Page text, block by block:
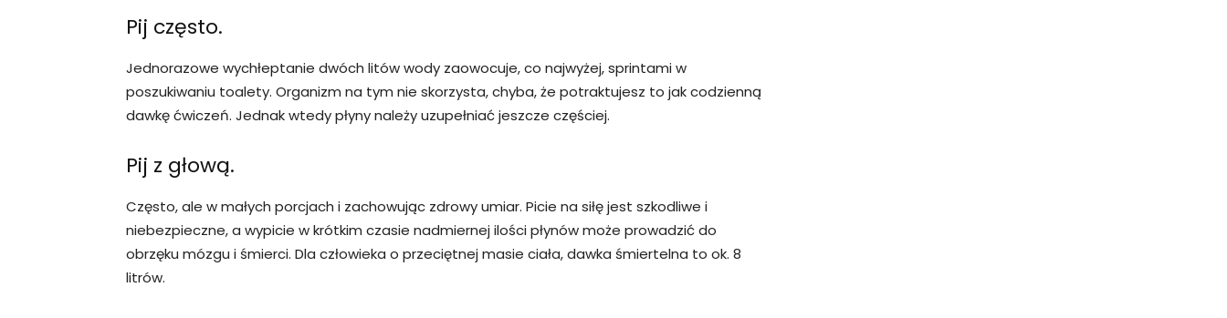
Pij często.
Jednorazowe wychłeptanie dwóch litów wody zaowocuje, co najwyżej, sprintami w
poszukiwaniu toalety. Organizm na tym nie skorzysta, chyba, że potraktujesz to jak codzienną
dawkę ćwiczeń. Jednak wtedy płyny należy uzupełniać jeszcze częściej.
Pij z głową.
Często, ale w małych porcjach i zachowując zdrowy umiar. Picie na siłę jest szkodliwe i
niebezpieczne, a wypicie w krótkim czasie nadmiernej ilości płynów może prowadzić do
obrzęku mózgu i śmierci. Dla człowieka o przeciętnej masie ciała, dawka śmiertelna to ok. 8
litrów.